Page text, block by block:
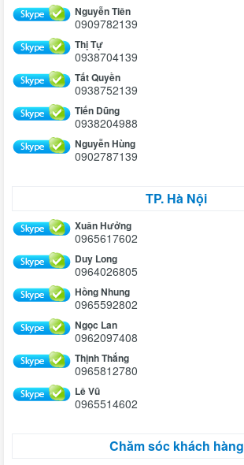
Nguyễn Tiên
0909782139
Thị Tự
0938704139
Tất Quyền
0938752139
Tiến Dũng
0938204988
Nguyễn Hùng
0902787139
TP. Hà Nội
Xuân Hưởng
0965617602
Duy Long
0964026805
Hồng Nhung
0965592802
Ngọc Lan
0962097408
Thịnh Thắng
0965812780
Lê Vũ
0965514602
Chăm sóc khách hàng